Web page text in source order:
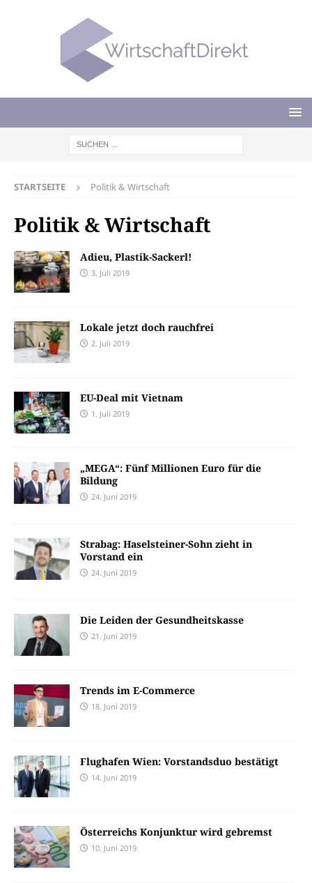
STARTSEITE Politik & Wirtschaft
Politik & Wirtschaft
Adieu, Plastik-Sackerl!
3. Juli 2019
Lokale jetzt doch rauchfrei
2. Juli 2019
EU-Deal mit Vietnam
1. Juli 2019
„MEGA“: Fünf Millionen Euro für die
Bildung
24. Juni 2019
Strabag: Haselsteiner-Sohn zieht in
Vorstand ein
24. Juni 2019
Die Leiden der Gesundheitskasse
21. Juni 2019
Trends im E-Commerce
18. Juni 2019
Flughafen Wien: Vorstandsduo bestätigt
14. Juni 2019
Österreichs Konjunktur wird gebremst
10. Juni 2019